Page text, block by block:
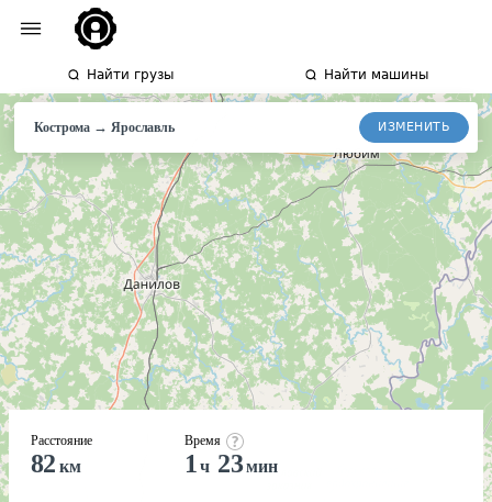
Найти грузы Найти машины
Кострома → Ярославль ИЗМЕНИТЬ
Расстояние
82 км
Время
1 ч 23мин